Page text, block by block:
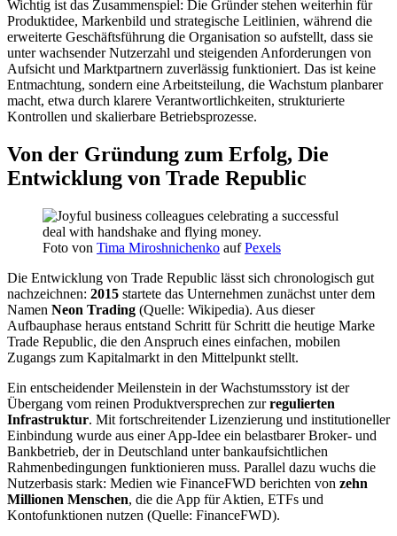
Wichtig ist das Zusammenspiel: Die Gründer stehen weiterhin für
Produktidee, Markenbild und strategische Leitlinien, während die
erweiterte Geschäftsführung die Organisation so aufstellt, dass sie
unter wachsender Nutzerzahl und steigenden Anforderungen von
Aufsicht und Marktpartnern zuverlässig funktioniert. Das ist keine
Entmachtung, sondern eine Arbeitsteilung, die Wachstum planbarer
macht, etwa durch klarere Verantwortlichkeiten, strukturierte
Kontrollen und skalierbare Betriebsprozesse.
Von der Gründung zum Erfolg, Die
Entwicklung von Trade Republic
Foto von Tima Miroshnichenko aufPexels
Die Entwicklung von Trade Republic lässt sich chronologisch gut
nachzeichnen: 2015 startete das Unternehmen zunächst unter dem
Namen Neon Trading (Quelle: Wikipedia). Aus dieser
Aufbauphase heraus entstand Schritt für Schritt die heutige Marke
Trade Republic, die den Anspruch eines einfachen, mobilen
Zugangs zum Kapitalmarkt in den Mittelpunkt stellt.
Ein entscheidender Meilenstein in der Wachstumsstory ist der
Übergang vom reinen Produktversprechen zurregulierten
Infrastruktur. Mit fortschreitender Lizenzierung und institutioneller
Einbindung wurde aus einer App-Idee ein belastbarer Broker- und
Bankbetrieb, der in Deutschland unter bankaufsichtlichen
Rahmenbedingungen funktionieren muss. Parallel dazu wuchs die
Nutzerbasis stark: Medien wie FinanceFWD berichten von zehn
Millionen Menschen, die die App für Aktien, ETFs und
Kontofunktionen nutzen (Quelle: FinanceFWD).